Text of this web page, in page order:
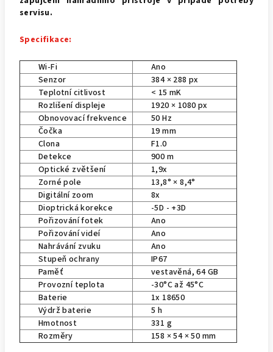
servisu.
Specifikace:
Wi-Fi
Ano
Senzor
384 × 288 px
Teplotní citlivost
< 15 mK
Rozlišení displeje
1920 × 1080 px
Obnovovací frekvence
50 Hz
Čočka
19 mm
Clona
F1.0
Detekce
900 m
Optické zvětšení
1,9x
Zorné pole
13,8° × 8,4°
Digitální zoom
8x
Dioptrická korekce
-5D - +3D
Pořizování fotek
Ano
Pořizování videí
Ano
Nahrávání zvuku
Ano
Stupeň ochrany
IP67
Paměť
vestavěná, 64 GB
Provozní teplota
-30°C až 45°C
Baterie
1x 18650
Výdrž baterie
5 h
Hmotnost
331 g
Rozměry
158 × 54 × 50 mm